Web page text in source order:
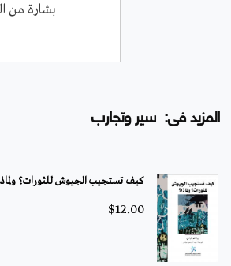
بشارة من
المزيد فى: سير وتجارب
كيف تستجيب الجيوش للثورات؟
$12.00